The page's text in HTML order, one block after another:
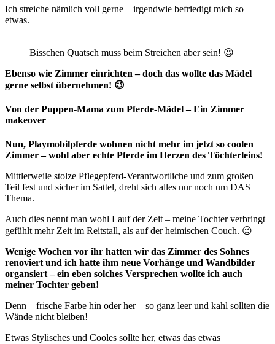
Ich streiche nämlich voll gerne – irgendwie befriedigt mich so
etwas.
Bisschen Quatsch muss beim Streichen aber sein! 😉
Ebenso wie Zimmer einrichten – doch das wollte das Mädel
gerne selbst übernehmen! 😉
Von der Puppen-Mama zum Pferde-Mädel – Ein Zimmer
makeover
Nun, Playmobilpferde wohnen nicht mehr im jetzt so coolen
Zimmer – wohl aber echte Pferde im Herzen des Töchterleins!
Mittlerweile stolze Pflegepferd-Verantwortliche und zum großen
Teil fest und sicher im Sattel, dreht sich alles nur noch um DAS
Thema.
Auch dies nennt man wohl Lauf der Zeit – meine Tochter verbringt
gefühlt mehr Zeit im Reitstall, als auf der heimischen Couch. 😉
Wenige Wochen vor ihr hatten wir das Zimmer des Sohnes
renoviert und ich hatte ihm neue Vorhänge und Wandbilder
organsiert – ein eben solches Versprechen wollte ich auch
meiner Tochter geben!
Denn – frische Farbe hin oder her – so ganz leer und kahl sollten die
Wände nicht bleiben!
Etwas Stylisches und Cooles sollte her, etwas das etwas